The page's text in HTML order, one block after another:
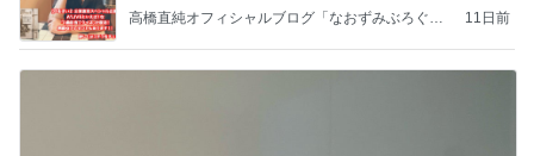
高橋直純オフィシャルブログ「なおずみぶろぐ」
11日前